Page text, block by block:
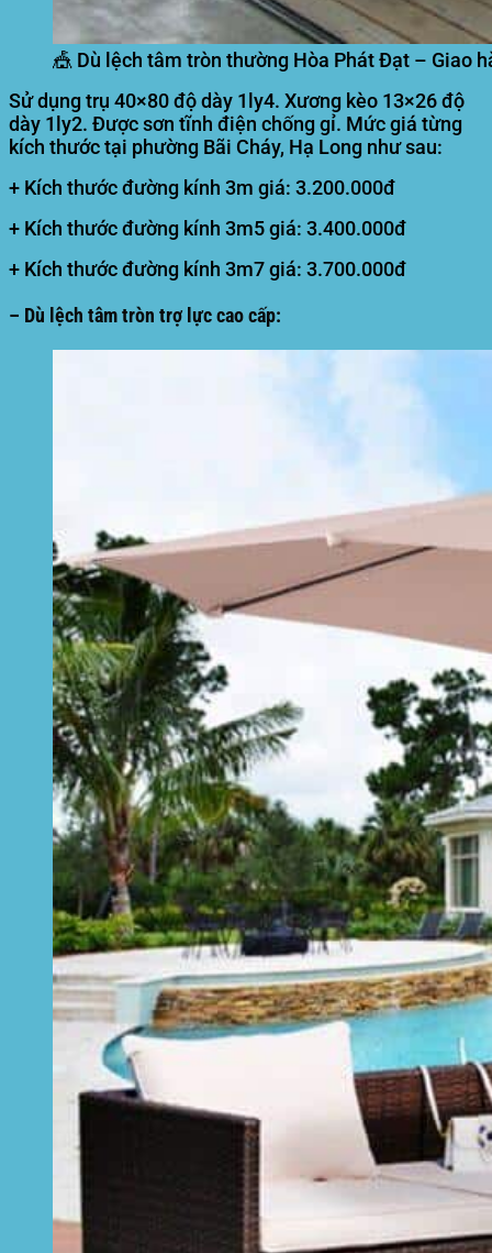
🎪 Dù lệch tâm tròn thường Hòa Phát Đạt – Giao
Sử dụng trụ 40×80 độ dày 1ly4. Xương kèo 13×26 độ
dày 1ly2. Được sơn tĩnh điện chống gỉ. Mức giá từng
kích thước tại phường Bãi Cháy, Hạ Long như sau:
+ Kích thước đường kính 3m giá: 3.200.000đ
+ Kích thước đường kính 3m5 giá: 3.400.000đ
+ Kích thước đường kính 3m7 giá: 3.700.000đ
– Dù lệch tâm tròn trợ lực cao cấp: